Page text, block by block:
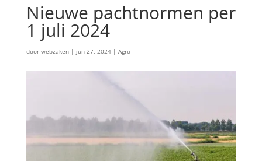
Nieuwe pachtnormen per
1 juli 2024
door webzaken| jun 27, 2024| Agro